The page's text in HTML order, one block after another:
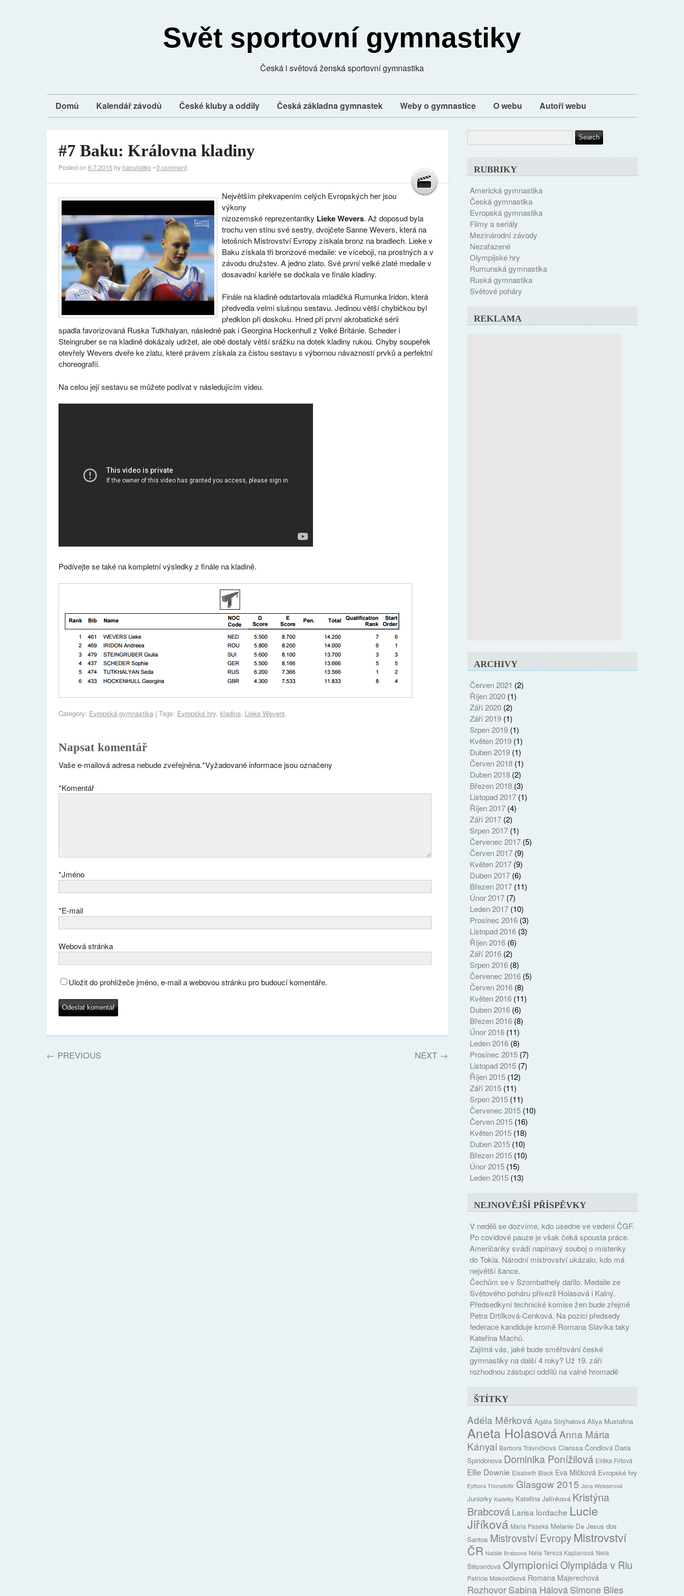
Svět sportovní gymnastiky
Česká i světová ženská sportovní gymnastika
Domů Kalendář závodů České kluby a oddíly Česká základna gymnastek Weby o gymnastice O webu Autoři webu
#7 Baku: Královna kladiny
Posted on 6.7.2015 by hanuliatko •0 comment
Největším překvapením celých Evropských her jsou
výkony
nizozemské reprezentantky Lieke Wevers. Až doposud byla
trochu ven stínu své sestry, dvojčete Sanne Wevers, která na
letošních Mistrovství Evropy získala bronz na bradlech. Lieke v
Baku získala tři bronzové medaile: ve víceboji, na prostných a v
závodu družstev. A jedno zlato. Své první velké zlaté medaile v
dosavadní kariéře se dočkala ve finále kladiny.
Finále na kladině odstartovala mladičká Rumunka Iridon, která
předvedla velmi slušnou sestavu. Jedinou větší chybičkou byl
předklon při doskoku. Hned při první akrobatické sérii
spadla favorizovaná Ruska Tutkhalyan, následně pak i Georgina Hockenhull z Velké Británie. Scheder i
Steingruber se na kladině dokázaly udržet, ale obě dostaly větší srážku na dotek kladiny rukou. Chyby soupeřek
otevřely Wevers dveře ke zlatu, které právem získala za čistou sestavu s výbornou návazností prvků a perfektní
choreografii.
Na celou její sestavu se můžete podívat v následujícím videu.
Podívejte se také na kompletní výsledky z finále na kladině.
Category: Evropská gymnastika| Tags: Evropské hry, kladina, Lieke Wevers
Napsat komentář
Vaše e-mailová adresa nebude zveřejněna. Vyžadované informace jsou označeny
*
Komentář
*
Jméno
*
E-mail
*
Webová stránka
Uložit do prohlížeče jméno, e-mail a webovou stránku pro budoucí komentáře.
← PREVIOUS NEXT →
RUBRIKY
Americká gymnastika
Česká gymnastika
Evropská gymnastika
Filmy a seriály
Mezinárodní závody
Nezařazené
Olympijské hry
Rumunská gymnastika
Ruská gymnastika
Světové poháry
REKLAMA
ARCHIVY
Červen 2021 (2)
Říjen 2020(1)
Září 2020(2)
Září 2019(1)
Srpen 2019(1)
Květen 2019(1)
Duben 2019(1)
Červen 2018(1)
Duben 2018(2)
Březen 2018(3)
Listopad 2017(1)
Říjen 2017(4)
Září 2017(2)
Srpen 2017(1)
Červenec 2017(5)
Červen 2017(9)
Květen 2017(9)
Duben 2017(6)
Březen 2017(11)
Únor 2017(7)
Leden 2017(10)
Prosinec 2016(3)
Listopad 2016(3)
Říjen 2016(6)
Září 2016(2)
Srpen 2016(8)
Červenec 2016(5)
Červen 2016(8)
Květen 2016(11)
Duben 2016(6)
Březen 2016(8)
Únor 2016(11)
Leden 2016(8)
Prosinec 2015(7)
Listopad 2015(7)
Říjen 2015(12)
Září 2015(11)
Srpen 2015(11)
Červenec 2015(10)
Červen 2015(16)
Květen 2015(18)
Duben 2015(10)
Březen 2015(10)
Únor 2015(15)
Leden 2015(13)
NEJNOVĚJŠÍ PŘÍSPĚVKY
V neděli se dozvíme, kdo usedne ve vedení ČGF.
Po covidové pauze je však čeká spousta práce.
Američanky svádí napínavý souboj o místenky
do Tokia. Národní mistrovství ukázalo, kdo má
největší šance.
Čechům se v Szombathely dařilo. Medaile ze
Světového poháru přivezli Holasová i Kalný.
Předsedkyní technické komise žen bude zřejmě
Petra Drtílková-Cenková. Na pozici předsedy
federace kandiduje kromě Romana Slavíka taky
Kateřina Machů.
Zajímá vás, jaké bude směřování české
gymnastiky na další 4 roky? Už 19. září
rozhodnou zástupci oddílů na valné hromadě
ŠTÍTKY
Adéla Měrková Agáta Strýhalová Aliya Mustafina
Aneta HolasováAnna Mária
Kányai Barbora Trávničková Clarissa Čondlová Daria
Spiridonova Dominika Ponížilová Eliška Fiřtová
Ellie Downie Elsabeth Black Eva Mičková Evropské hry
Eythora Thorsdottir Glasgow 2015 Jana Weisserová
Juniorky Kadetky Kateřina Jelínková Kristýna
Brabcová Larisa Iordache Lucie
Jiříková Maria Paseka Melanie De Jesus dos
Santos Mistrovství Evropy Mistrovství
ČR Natálie Brabcová Nela Tereza Kaplanová Nela
Štěpandová OlympioniciOlympiáda v Riu
Patricie Makovičková Romana Majerechová
RozhovorSabina HálováSimone Biles